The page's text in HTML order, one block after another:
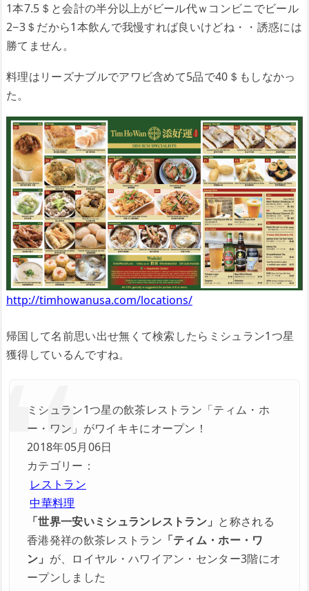
1本7.5＄と会計の半分以上がビール代ｗコンビニでビール
2−3＄だから1本飲んで我慢すれば良いけどね・・誘惑には
勝てません。
料理はリーズナブルでアワビ含めて5品で40＄もしなかっ
た。
http://timhowanusa.com/locations/
帰国して名前思い出せ無くて検索したらミシュラン1つ星
獲得しているんですね。
ミシュラン1つ星の飲茶レストラン「ティム・ホ
ー・ワン」がワイキキにオープン！
2018年05月06日
カテゴリー：
レストラン
中華料理
「世界一安いミシュランレストラン」 と称される
香港発祥の飲茶レストラン 「ティム・ホー・ワ
ン」 が、ロイヤル・ハワイアン・センター3階にオ
ープンしました